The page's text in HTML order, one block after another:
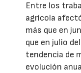
Entre los
agrícola
más que en
que en julio
tendencia de
evolución